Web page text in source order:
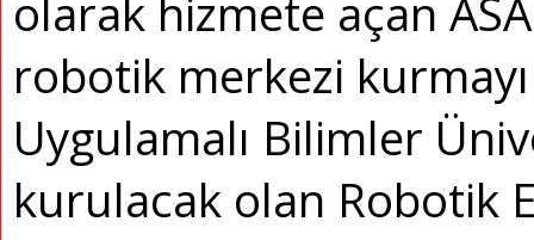
olarak hizmete açan
robotik merkezi
Uygulamalı Bilimler
kurulacak olan Robotik